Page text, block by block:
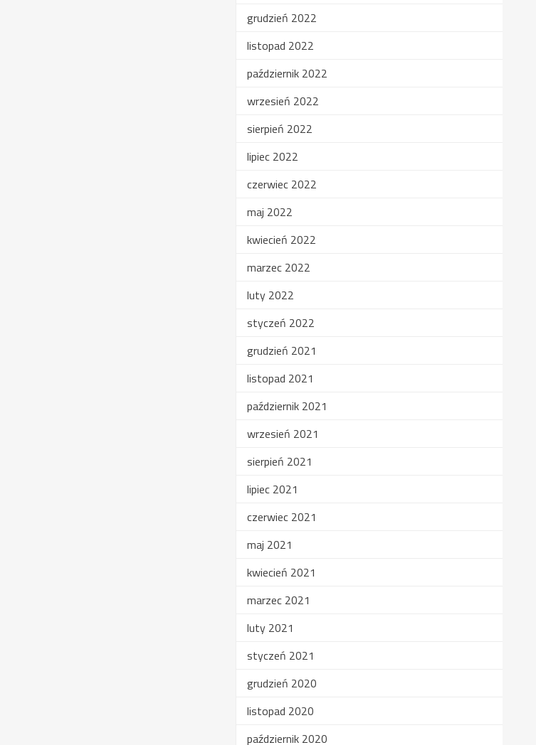
grudzień 2022
listopad 2022
październik 2022
wrzesień 2022
sierpień 2022
lipiec 2022
czerwiec 2022
maj 2022
kwiecień 2022
marzec 2022
luty 2022
styczeń 2022
grudzień 2021
listopad 2021
październik 2021
wrzesień 2021
sierpień 2021
lipiec 2021
czerwiec 2021
maj 2021
kwiecień 2021
marzec 2021
luty 2021
styczeń 2021
grudzień 2020
listopad 2020
październik 2020